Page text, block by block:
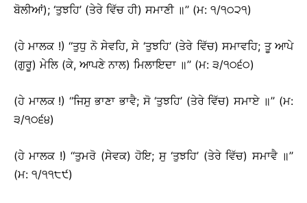
ਬੋਲੀਆਂ); ‘ਤੁਝਹਿ’ (ਤੇਰੇ ਵਿੱਚ ਹੀ) ਸਮਾਣੀ ॥’’ (ਮ: ੧/੧੦੨੧)
(ਹੇ ਮਾਲਕ !) ‘‘ਤੁਧੁ ਨੋ ਸੇਵਹਿ, ਸੇ ‘ਤੁਝਹਿ’ (ਤੇਰੇ ਵਿੱਚ) ਸਮਾਵਹਿ; ਤੂ ਆਪੇ
(ਗੁਰੂ) ਮੇਲਿ (ਕੇ, ਆਪਣੇ ਨਾਲ) ਮਿਲਾਇਦਾ ॥’’ (ਮ: ੩/੧੦੬੦)
(ਹੇ ਮਾਲਕ !) ‘‘ਜਿਸੁ ਭਾਣਾ ਭਾਵੈ; ਸੋ ‘ਤੁਝਹਿ’ (ਤੇਰੇ ਵਿੱਚ) ਸਮਾਏ ॥’’ (ਮ:
੩/੧੦੬੪)
(ਹੇ ਮਾਲਕ !) ‘‘ਤੁਮਰੋ (ਸੇਵਕ) ਹੋਇ; ਸੁ ‘ਤੁਝਹਿ’ (ਤੇਰੇ ਵਿੱਚ) ਸਮਾਵੈ ॥’’
(ਮ: ੧/੧੧੮੯)